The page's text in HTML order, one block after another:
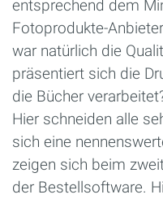
entsprechend dem
Fotoprodukte-
war natürlich die
präsentiert sich die
die Bücher
Hier schneiden alle
sich eine
zeigen sich beim
der Bestellsoftware.